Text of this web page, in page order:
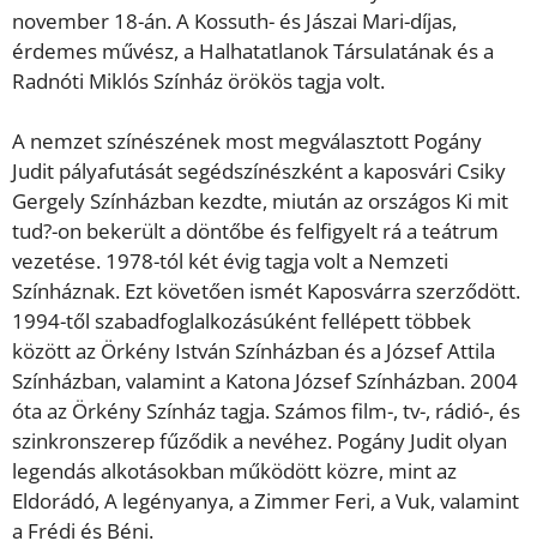
november 18-án. A Kossuth- és Jászai Mari-díjas,
érdemes művész, a Halhatatlanok Társulatának és a
Radnóti Miklós Színház örökös tagja volt.
A nemzet színészének most megválasztott Pogány
Judit pályafutását segédszínészként a kaposvári Csiky
Gergely Színházban kezdte, miután az országos Ki mit
tud?-on bekerült a döntőbe és felfigyelt rá a teátrum
vezetése. 1978-tól két évig tagja volt a Nemzeti
Színháznak. Ezt követően ismét Kaposvárra szerződött.
1994-től szabadfoglalkozásúként fellépett többek
között az Örkény István Színházban és a József Attila
Színházban, valamint a Katona József Színházban. 2004
óta az Örkény Színház tagja. Számos film-, tv-, rádió-, és
szinkronszerep fűződik a nevéhez. Pogány Judit olyan
legendás alkotásokban működött közre, mint az
Eldorádó, A legényanya, a Zimmer Feri, a Vuk, valamint
a Frédi és Béni.